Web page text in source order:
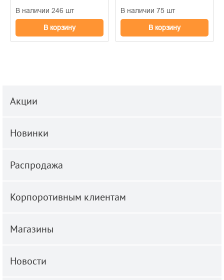
В наличии 246 шт
В корзину
В наличии 75 шт
В корзину
Акции
Новинки
Распродажа
Корпоротивным клиентам
Магазины
Новости